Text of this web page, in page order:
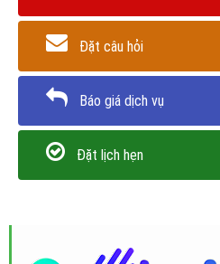
Đặt câu hỏi
Báo giá dịch vụ
Đặt lịch hẹn